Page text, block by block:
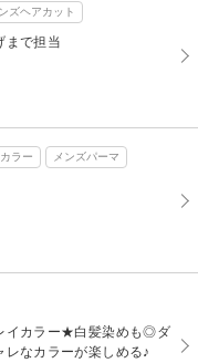
ズヘアカット
まで担当
ラー メンズパーマ
イカラー★白髪染めも◎ダ
レなカラーが楽しめる♪